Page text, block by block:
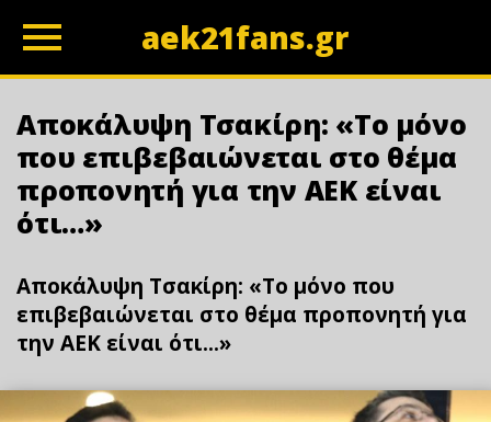
aek21fans.gr
Αποκάλυψη Τσακίρη: «Το μόνο
που επιβεβαιώνεται στο θέμα
προπονητή για την ΑΕΚ είναι
ότι…»
Αποκάλυψη Τσακίρη: «Το μόνο που
επιβεβαιώνεται στο θέμα προπονητή για
την ΑΕΚ είναι ότι...»